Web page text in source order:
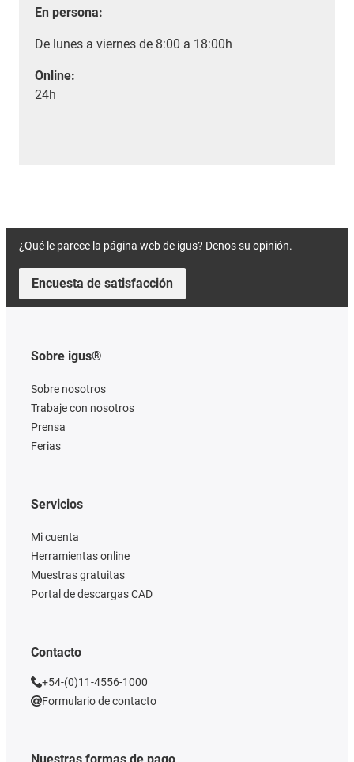
En persona:
De lunes a viernes de 8:00 a 18:00h
Online:
24h
¿Qué le parece la página web de igus? Denos su opinión.
Encuesta de satisfacción
Sobre igus®
Sobre nosotros
Trabaje con nosotros
Prensa
Ferias
Servicios
Mi cuenta
Herramientas online
Muestras gratuitas
Portal de descargas CAD
Contacto
+54-(0)11-4556-1000
Formulario de contacto